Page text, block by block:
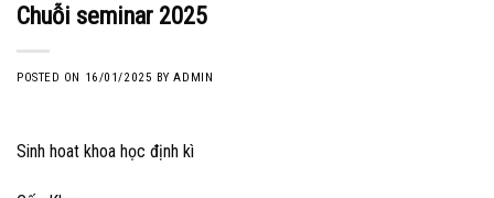
Chuỗi seminar 2025
POSTED ON 16/01/2025 BYADMIN
Sinh hoat khoa học định kì